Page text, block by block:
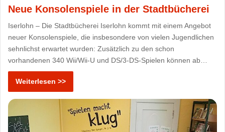
Neue Konsolenspiele in der Stadtbücherei
Iserlohn – Die Stadtbücherei Iserlohn kommt mit einem Angebot
neuer Konsolenspiele, die insbesondere von vielen Jugendlichen
sehnlichst erwartet wurden: Zusätzlich zu den schon
vorhandenen 340 Wii/Wii-U und DS/3-DS-Spielen können ab…
Weiterlesen >>